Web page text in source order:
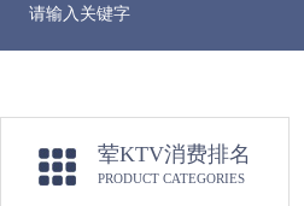
荤KTV消费排名
PRODUCT CATEGORIES